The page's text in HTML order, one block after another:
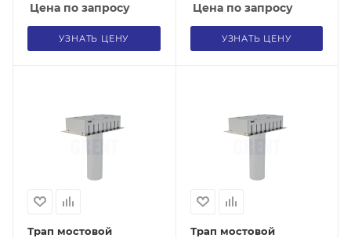
Цена по запросу
УЗНАТЬ ЦЕНУ
Цена по запросу
УЗНАТЬ ЦЕНУ
Трап мостовой
Трап мостовой